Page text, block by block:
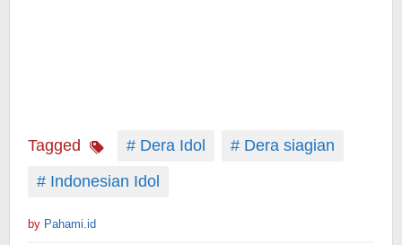
Tagged # Dera Idol
# Dera siagian
# Indonesian Idol
by Pahami.id